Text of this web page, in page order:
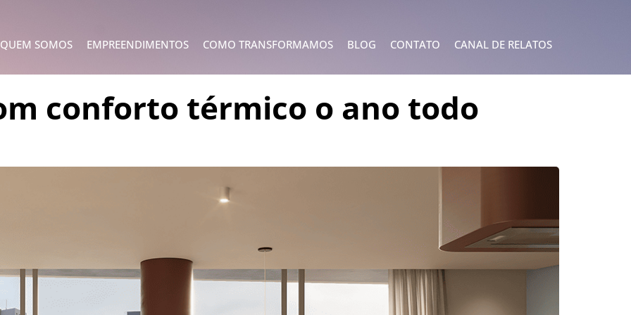
QUEM SOMOS EMPREENDIMENTOS COMO TRANSFORMAMOS BLOG CONTATO CANAL DE RELATOS
conforto térmico o ano todo